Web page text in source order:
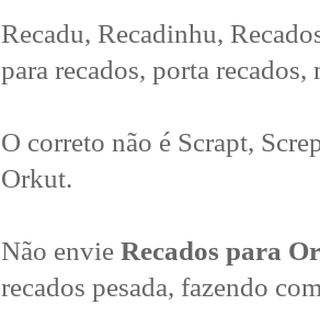
Recadu, Recadinhu,
para recados, porta
O correto não é Scrapt,
Orkut.
Não envie Recados para
recados pesada, fazendo